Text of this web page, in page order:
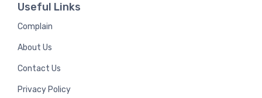
Useful Links
Complain
About Us
Contact Us
Privacy Policy